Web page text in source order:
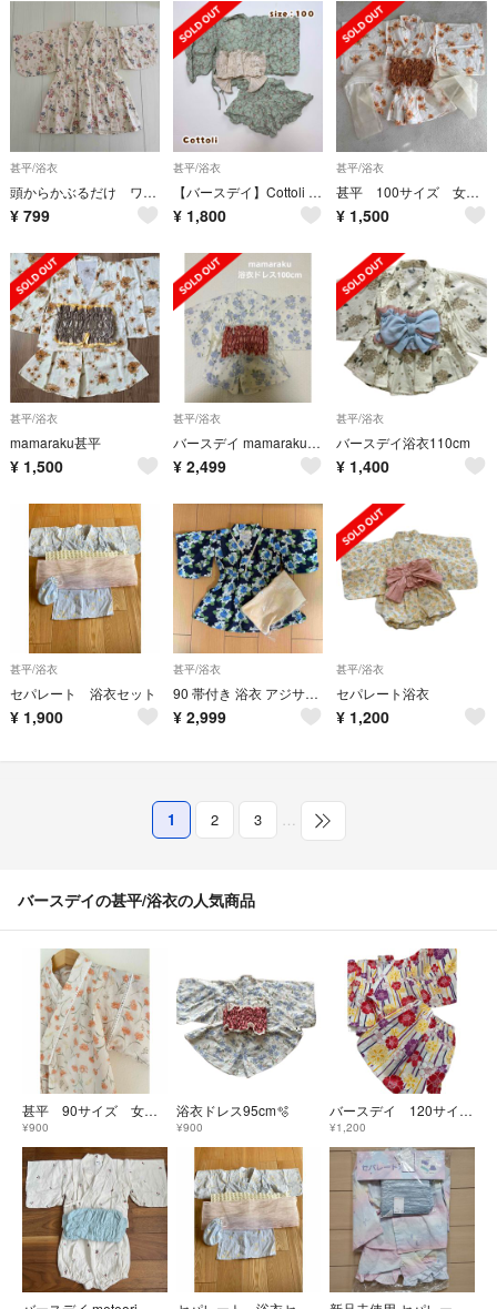
甚平/浴衣
頭からかぶるだけ ワンピース浴衣 95センチ
¥ 799
甚平/浴衣
【バースデイ】Cottoli コトリ 小花柄 グリーン 浴衣ドレス 甚平 100
¥ 1,800
甚平/浴衣
甚平 100サイズ 女の子
¥ 1,500
甚平/浴衣
mamaraku甚平
¥ 1,500
甚平/浴衣
バースデイ mamaraku 浴衣ドレス 100cm
¥ 2,499
甚平/浴衣
バースデイ浴衣110cm
¥ 1,400
甚平/浴衣
セパレート 浴衣セット
¥ 1,900
甚平/浴衣
90 帯付き 浴衣 アジサイ 紫陽花 コノコ バースデイ
¥ 2,999
甚平/浴衣
セパレート浴衣
¥ 1,200
1 2 3 …
バースデイの甚平/浴衣の人気商品
甚平 90サイズ 女の子 オレンジ花柄
¥900
浴衣ドレス95cm🫧
¥900
バースデイ 120サイズ 浴衣 甚兵衛 早い者勝ち
¥1,200